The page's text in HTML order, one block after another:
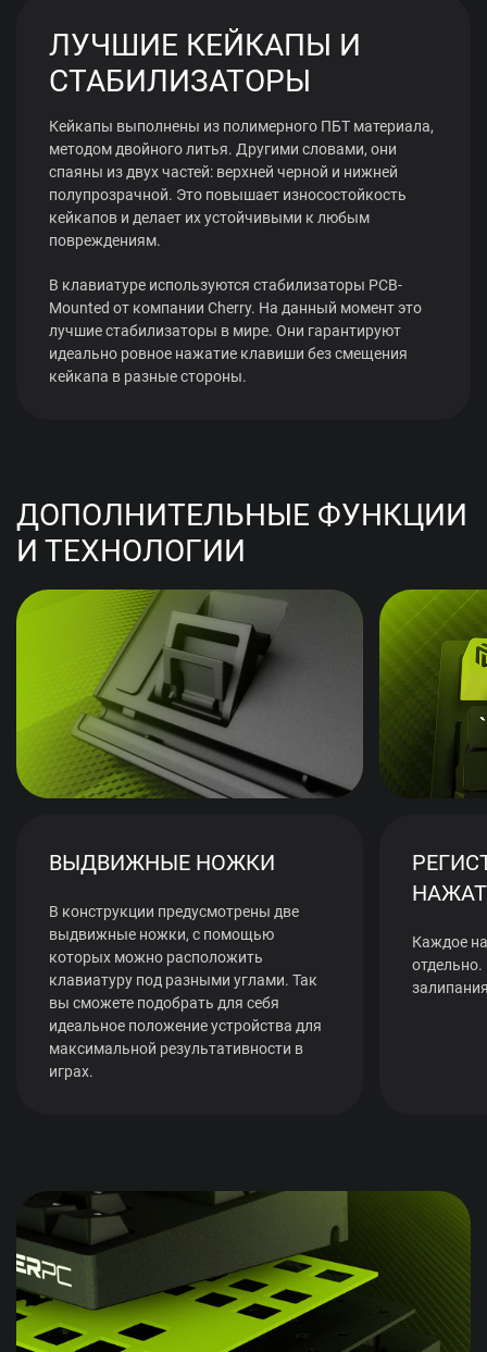
ЛУЧШИЕ КЕЙКАПЫ И
СТАБИЛИЗАТОРЫ
Кейкапы выполнены из полимерного ПБТ материала,
методом двойного литья. Другими словами, они
спаяны из двух частей: верхней черной и нижней
полупрозрачной. Это повышает износостойкость
кейкапов и делает их устойчивыми к любым
повреждениям.
В клавиатуре используются стабилизаторы PCB-
Mounted от компании Cherry. На данный момент это
лучшие стабилизаторы в мире. Они гарантируют
идеально ровное нажатие клавиши без смещения
кейкапа в разные стороны.
ДОПОЛНИТЕЛЬНЫЕ ФУНКЦИИ
И ТЕХНОЛОГИИ
ВЫДВИЖНЫЕ НОЖКИ
В конструкции предусмотрены две
выдвижные ножки, с помощью
которых можно расположить
клавиатуру под разными углами. Так
вы сможете подобрать для себя
идеальное положение устройства для
максимальной результативности в
играх.
Каждое